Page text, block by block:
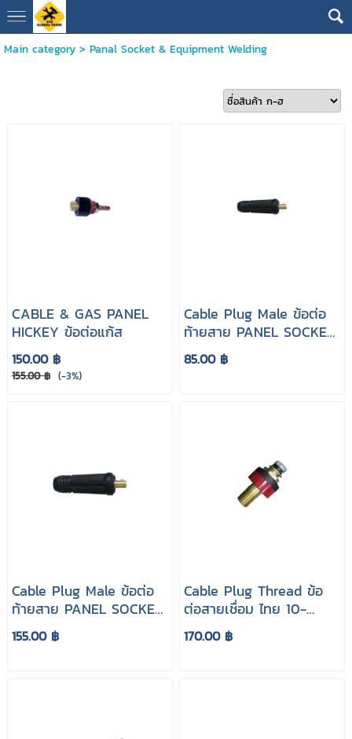
Main category> Panal Socket & Equipment Welding
CABLE & GAS PANEL
HICKEY ข้อต่อแก้ส
150.00 ฿
155.00 ฿ (-3%)
Cable Plug Male ข้อต่อ
ท้ายสาย PANEL SOCKET
10-25 mm (Male)
85.00 ฿
Cable Plug Male ข้อต่อ
ท้ายสาย PANEL SOCKET
35-50 mm (Male)
155.00 ฿
Cable Plug Thread ข้อ
ต่อสายเชื่อม ไทย 10-
25mm
170.00 ฿